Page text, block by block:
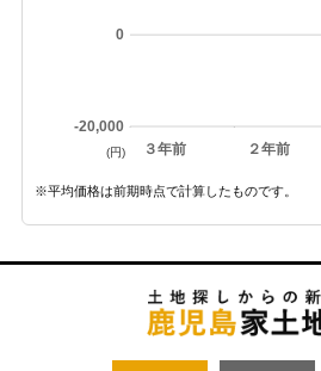
３年前 ２年前
-20,000
0
(円)
※平均価格は前期時点で計算したものです。